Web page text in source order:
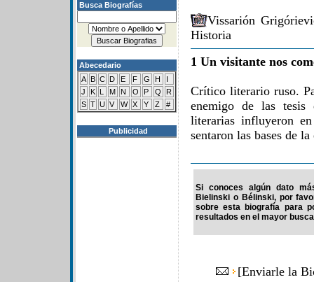
Busca Biografías
Abecedario
A B C D E F G H
I
J
K L M N O P Q
R
S T U V W X Y Z #
Publicidad
Vissarión
Historia
1 Un visitante nos
Crítico literario ruso.
enemigo de las
literarias influyeron
sentaron las bases de
Si conoces algún dato
Bielinski o Bélinski, por
sobre esta biografía para
resultados en el mayor
[Enviarle la